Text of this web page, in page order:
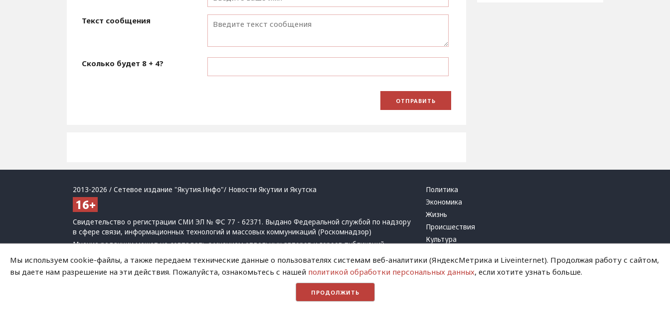
Текст сообщения
Сколько будет 8 + 4?
2013-2026 / Сетевое издание "Якутия.Инфо"/ Новости Якутии и Якутска
Свидетельство о регистрации СМИ ЭЛ № ФС 77 - 62371. Выдано Федеральной службой по надзору
в сфере связи, информационных технологий и массовых коммуникаций (Роскомнадзор)
Мнение редакции может не совпадать с мнением отдельных авторов и героев публикаций.
При использовании материалов обязательна активная ссылка на сайт.
Политика обработки персональных данных
запрещенных организаций
Политика
Экономика
Жизнь
Происшествия
Культура
Криминал
Успех
Мы используем cookie-файлы, а также передаем технические данные о пользователях системам веб-аналитики (ЯндексМетрика и Liveinternet). Продолжая работу с сайтом,
вы даете нам разрешение на эти действия. Пожалуйста, ознакомьтесь с нашей политикой обработки персональных данных, если хотите узнать больше.
ПРОДОЛЖИТЬ